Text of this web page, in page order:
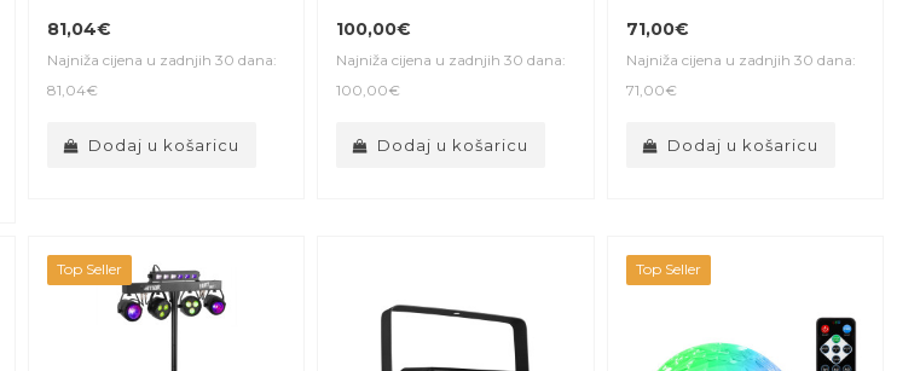
81,04€
Najniža cijena u zadnjih 30 dana:
81,04€
Dodaj u košaricu
100,00€
Najniža cijena u zadnjih 30 dana:
100,00€
Dodaj u košaricu
71,00€
Najniža cijena u zadnjih 30 dana:
71,00€
Dodaj u košaricu
Top Seller Top Seller